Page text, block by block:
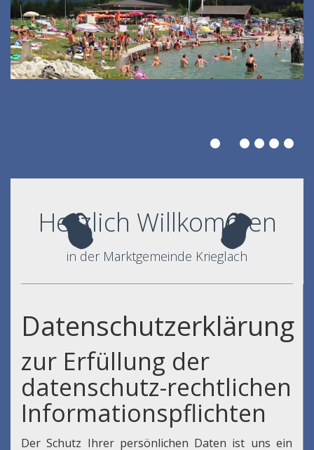
Herzlich Willkommen
in der Marktgemeinde Krieglach
Datenschutzerklärung
zur Erfüllung der
datenschutz-rechtlichen
Informationspflichten
Der Schutz Ihrer persönlichen Daten ist uns ein